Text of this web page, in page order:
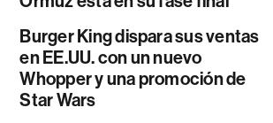
Burger King dispara sus ventas
en EE.UU. con un nuevo
Whopper y una promoción de
Star Wars